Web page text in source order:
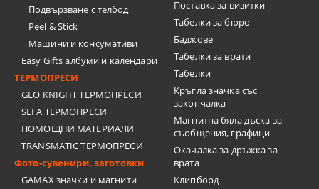
Подвързване с телбод
Peel & Stick
Машини и консумативи
Easy Gifts албуми и календари
ТЕРМОПРЕСИ
GEO KNIGHT ТЕРМОПРЕСИ
SEFA ТЕРМОПРЕСИ
ПОМОЩНИ МАТЕРИАЛИ
TRANSMATIC ТЕРМОПРЕСИ
Фото-сувенири, заготовки
GAMAX значки и магнити
Поставка за визитки
Tабелки за бюро
Баджове
Табелки за врати
Табелки
Кръгла значка със
закопчалка
Магнитна бяла дъска за
съобщения, графици
Окачалка за дръжка за
врата
Клипборд